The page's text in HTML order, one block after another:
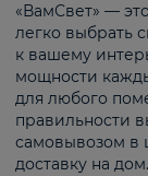
«ВамСвет» —
легко выбрать
к вашему
мощности
для любого
правильности
самовывозом в
доставку на дом.